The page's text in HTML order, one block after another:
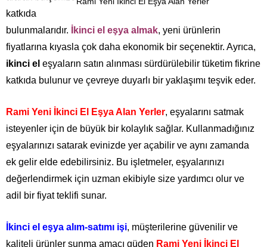
katkıda
bulunmalarıdır.
İkinci el eşya almak, yeni ürünlerin
fiyatlarına kıyasla çok daha ekonomik bir seçenektir. Ayrıca,
ikinci el eşyaların satın alınması sürdürülebilir tüketim fikrine
katkıda bulunur ve çevreye duyarlı bir yaklaşımı teşvik eder.
Rami Yeni İkinci El Eşya Alan Yerler, eşyalarını satmak
isteyenler için de büyük bir kolaylık sağlar. Kullanmadığınız
eşyalarınızı satarak evinizde yer açabilir ve aynı zamanda
ek gelir elde edebilirsiniz. Bu işletmeler, eşyalarınızı
değerlendirmek için uzman ekibiyle size yardımcı olur ve
adil bir fiyat teklifi sunar.
İkinci el eşya alım-satımı işi, müşterilerine güvenilir ve
kaliteli ürünler sunma amacı güden Rami Yeni İkinci El